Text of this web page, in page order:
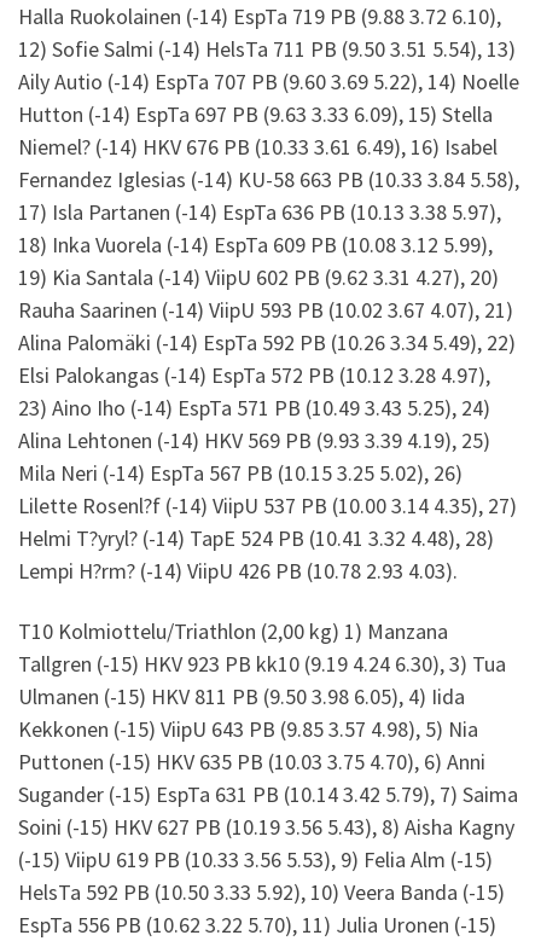
Halla Ruokolainen (-14) EspTa 719 PB (9.88 3.72 6.10),
12) Sofie Salmi (-14) HelsTa 711 PB (9.50 3.51 5.54), 13)
Aily Autio (-14) EspTa 707 PB (9.60 3.69 5.22), 14) Noelle
Hutton (-14) EspTa 697 PB (9.63 3.33 6.09), 15) Stella
Niemel? (-14) HKV 676 PB (10.33 3.61 6.49), 16) Isabel
Fernandez Iglesias (-14) KU-58 663 PB (10.33 3.84 5.58),
17) Isla Partanen (-14) EspTa 636 PB (10.13 3.38 5.97),
18) Inka Vuorela (-14) EspTa 609 PB (10.08 3.12 5.99),
19) Kia Santala (-14) ViipU 602 PB (9.62 3.31 4.27), 20)
Rauha Saarinen (-14) ViipU 593 PB (10.02 3.67 4.07), 21)
Alina Palomäki (-14) EspTa 592 PB (10.26 3.34 5.49), 22)
Elsi Palokangas (-14) EspTa 572 PB (10.12 3.28 4.97),
23) Aino Iho (-14) EspTa 571 PB (10.49 3.43 5.25), 24)
Alina Lehtonen (-14) HKV 569 PB (9.93 3.39 4.19), 25)
Mila Neri (-14) EspTa 567 PB (10.15 3.25 5.02), 26)
Lilette Rosenl?f (-14) ViipU 537 PB (10.00 3.14 4.35), 27)
Helmi T?yryl? (-14) TapE 524 PB (10.41 3.32 4.48), 28)
Lempi H?rm? (-14) ViipU 426 PB (10.78 2.93 4.03).
T10 Kolmiottelu/Triathlon (2,00 kg) 1) Manzana
Tallgren (-15) HKV 923 PB kk10 (9.19 4.24 6.30), 3) Tua
Ulmanen (-15) HKV 811 PB (9.50 3.98 6.05), 4) Iida
Kekkonen (-15) ViipU 643 PB (9.85 3.57 4.98), 5) Nia
Puttonen (-15) HKV 635 PB (10.03 3.75 4.70), 6) Anni
Sugander (-15) EspTa 631 PB (10.14 3.42 5.79), 7) Saima
Soini (-15) HKV 627 PB (10.19 3.56 5.43), 8) Aisha Kagny
(-15) ViipU 619 PB (10.33 3.56 5.53), 9) Felia Alm (-15)
HelsTa 592 PB (10.50 3.33 5.92), 10) Veera Banda (-15)
EspTa 556 PB (10.62 3.22 5.70), 11) Julia Uronen (-15)